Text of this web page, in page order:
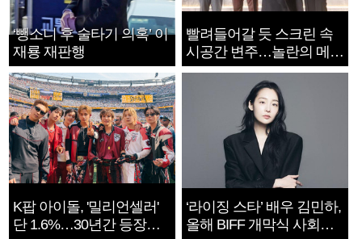
‘뺑소니 후 술타기 의혹’ 이
재룡 재판행
빨려들어갈 듯 스크린 속
시공간 변주…놀란의 메시
지는 ‘전쟁 속죄’
K팝 아이돌, '밀리언셀러'
단 1.6%…30년간 등장
‘라이징 스타’ 배우 김민하,
올해 BIFF 개막식 사회자